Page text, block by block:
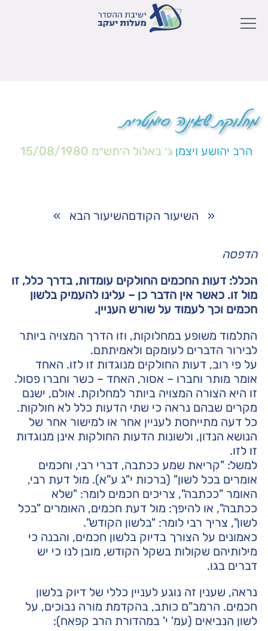
מחלוקת שאינה סימטרית
הרב יהושע ויצמן ג׳ באלול ה׳תש״מ 15/08/1980
« השיעור הקודםהשיעור הבא »
הדפסה
הכלל: דעות החכמים החולקים עומדות, בדרך כלל, זו
מול זו. כאשר אין הדבר כן – עלינו להעמיק בלשון
חכמים וכך לעמוד על שורש העניין.
התלמוד משופע במחלוקות, וזו הדרך המצויה ביותר
לבירור הדברים לעומקם ולאמיתתם.
על פי רוב, דעות החולקים מנוגדות זו לזו. האחד
אומר מותר וחברו – אסור, האחד – כשר וחברו פסול.
זו היא הצורה המצויה ביותר למחלוקת. אולם, ישנם
מקרים שבהם נראה כי שתי הדעות כלל לא חולקות.
כל דעה מתייחסת לעניין אחר או למישור אחר של
הנושא הנדון, ולשונות הדעות החולקות אינן מנוגדות
זו לזו.
למשל: "קריאת שמע ככתבה, דברי רבי, וחכמים
אומרים בכל לשון" (ברכות י"ג ע"א). מול דעת רבי,
האומר "ככתבה", צריכים חכמים לומר: "שלא
ככתבה", או להיפך: מול דעת חכמים, האומרים "בכל
לשון", צריך רבי לומר: "בלשון הקודש".
כאמונים על הצורך בדיוק בלשון חכמים, והבנה כי
מילותיהם שקולות בשקל הקודש, מובן לנו כי יש
דברים בגו.
נראה, שענין זה נוגע לעניין כללי של דיוק בלשון
חכמים. הרמב"ם כותב, בהקדמת מורה נבוכים, על
לשון הנביאים (עמ' י' במהדורת הרב קפאח):